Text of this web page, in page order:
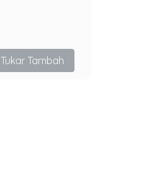
Tukar Tambah